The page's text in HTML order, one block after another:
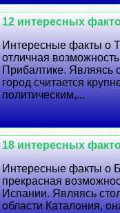
12 интересных
Интересные факты о
отличная
Прибалтике. Являясь
город считается
политическим,...
18 интересных
Интересные факты о
прекрасная
Испании. Являясь
области Каталония,